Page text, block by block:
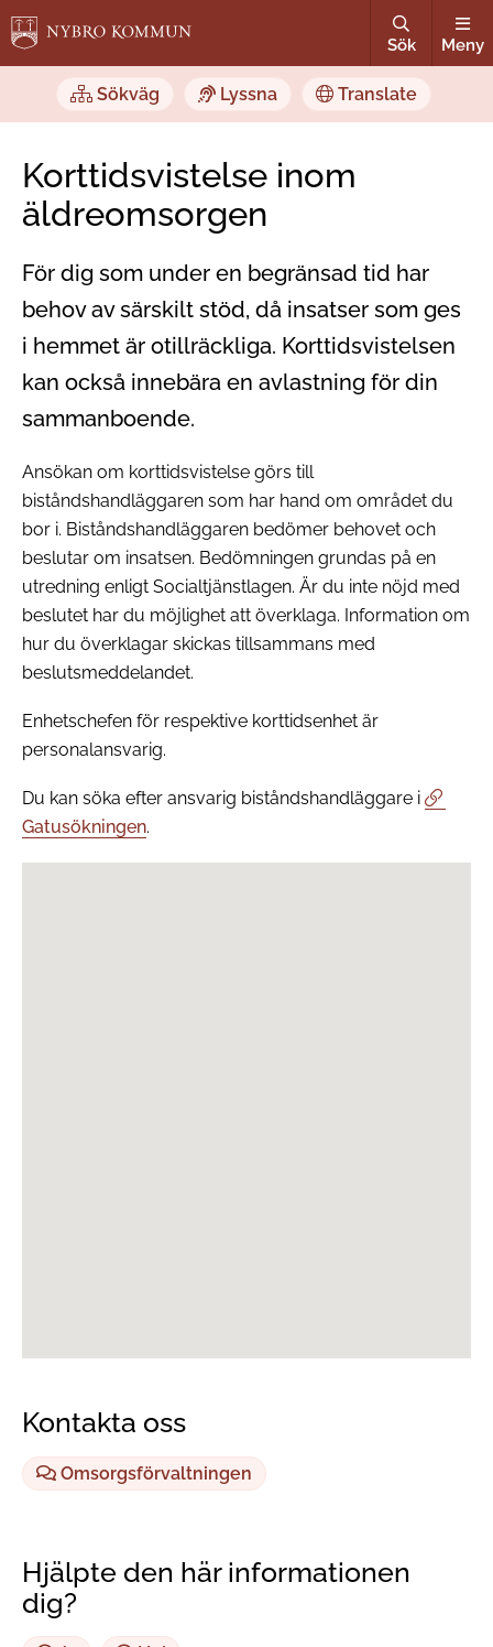
Sök Meny
Sökväg Lyssna Translate
Korttidsvistelse inom
äldreomsorgen
För dig som under en begränsad tid har
behov av särskilt stöd, då insatser som ges
i hemmet är otillräckliga. Korttidsvistelsen
kan också innebära en avlastning för din
sammanboende.
Ansökan om korttidsvistelse görs till
biståndshandläggaren som har hand om området du
bor i. Biståndshandläggaren bedömer behovet och
beslutar om insatsen. Bedömningen grundas på en
utredning enligt Socialtjänstlagen. Är du inte nöjd med
beslutet har du möjlighet att överklaga. Information om
hur du överklagar skickas tillsammans med
beslutsmeddelandet.
Enhetschefen för respektive korttidsenhet är
personalansvarig.
Du kan söka efter ansvarig biståndshandläggare i
Gatusökningen.
Kontakta oss
Omsorgsförvaltningen
Hjälpte den här informationen
dig?